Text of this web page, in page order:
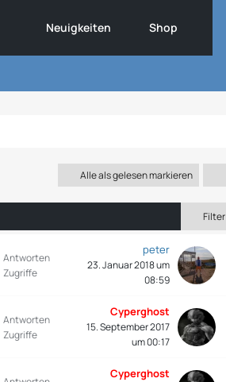
Neuigkeiten Shop
Alle als gelesen markieren
Filter
Antworten
Zugriffe
peter
23. Januar 2018 um
08:59
Antworten
Zugriffe
Cyperghost
15. September 2017
um 00:17
Cyperghost